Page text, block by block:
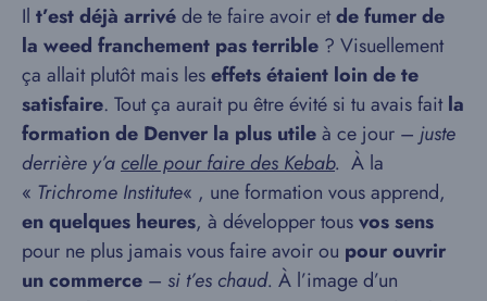
Il t’est déjà arrivéde te faire avoir etde fumer de
la weed franchement pas terrible ? Visuellement
ça allait plutôt mais leseffets étaient loin de te
satisfaire. Tout ça aurait pu être évité si tu avais faitla
formation de Denver la plus utileà ce jour – juste
derrière y’a celle pour faire des Kebab. À la
« Trichrome Institute« , une formation vous apprend,
en quelques heures, à développer tousvos sens
pour ne plus jamais vous faire avoir ou pour ouvrir
un commerce – si t’es chaud. À l’image d’un